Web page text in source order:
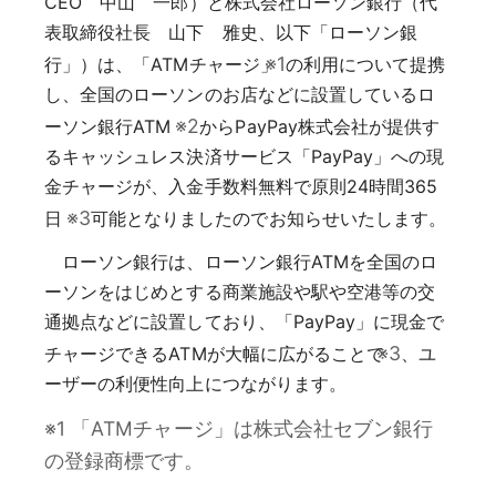
表取締役社長 山下 雅史、以下「ローソン銀
行」）は、「ATMチャージ」※1の利用について提携
し、全国のローソンのお店などに設置しているロ
ーソン銀行ATM※2からPayPay株式会社が提供す
るキャッシュレス決済サービス「PayPay」への現
金チャージが、入金手数料無料で原則24時間365
日※3可能となりましたのでお知らせいたします。
ローソン銀行は、ローソン銀行ATMを全国のロ
ーソンをはじめとする商業施設や駅や空港等の交
通拠点などに設置しており、「PayPay」に現金で
チャージできるATMが大幅に広がることで※3、ユ
ーザーの利便性向上につながります。
※1 「ATMチャージ」は株式会社セブン銀行
の登録商標です。